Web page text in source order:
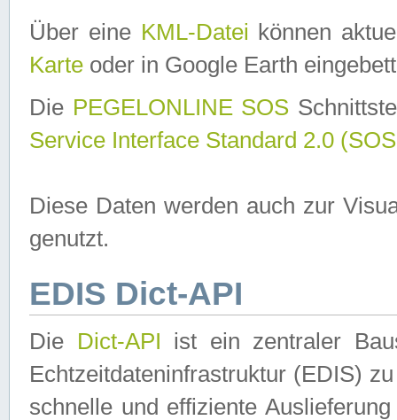
Über eine KML-Datei können
Karte oder in Google Earth
Die PEGELONLINE SOS
Service Interface Standard 2.0
Diese Daten werden auch zur
genutzt.
EDIS Dict-API
Die Dict-API ist ein zentraler
Echtzeitdateninfrastruktur (EDIS)
schnelle und effiziente